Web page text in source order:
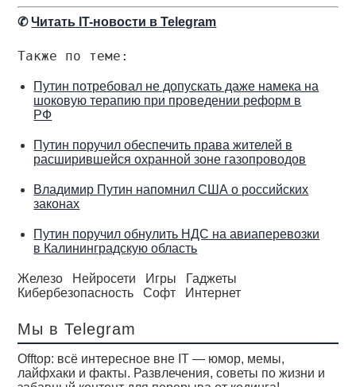
✆Читать IT-новости в Telegram
Также по теме:
Путин потребовал не допускать даже намека на
шоковую терапию при проведении реформ в
РФ
Путин поручил обеспечить права жителей в
расширившейся охранной зоне газопроводов
Владимир Путин напомнил США о российских
законах
Путин поручил обнулить НДС на авиаперевозки
в Калининградскую область
Железо Нейросети Игры
Гаджеты
Кибербезопасность
Софт Интернет
Мы в Telegram
Offtop: всё интересное вне IT — юмор, мемы,
лайфхаки и факты. Развлечения, советы по жизни и